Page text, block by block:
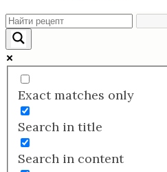
Exact matches only
Search in title
Search in content